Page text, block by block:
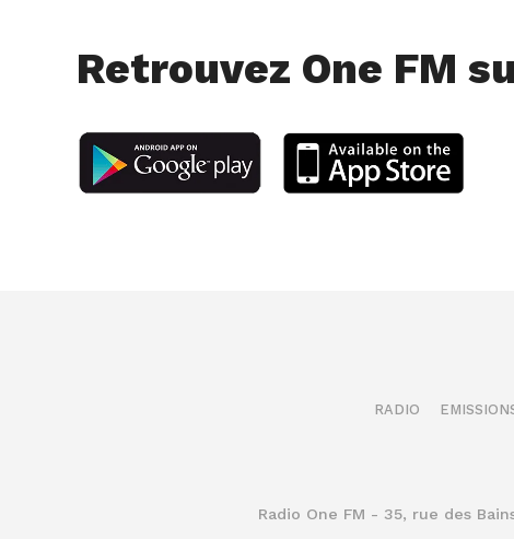
Retrouvez One FM
RADIO
Radio One FM - 35, rue des